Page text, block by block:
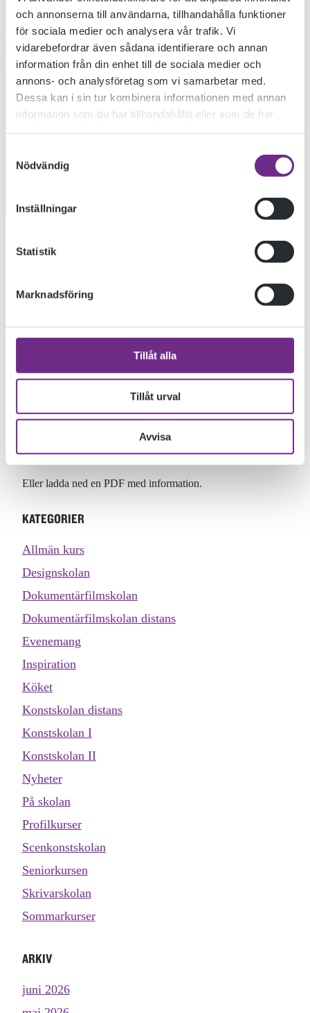
och annonserna till användarna, tillhandahålla funktioner
för sociala medier och analysera vår trafik. Vi
vidarebefordrar även sådana identifierare och annan
information från din enhet till de sociala medier och
annons- och analysföretag som vi samarbetar med.
Dessa kan i sin tur kombinera informationen med annan
information som du har tillhandahållit eller som de har
Nödvändig
Inställningar
Statistik
Marknadsföring
Tillåt alla
Tillåt urval
Avvisa
KREATIVA ÖLAND
2017-05-24
Ölands folkhögskola och Capellagården är
samarbetspartners i projektet Kreativa Öland. En Inkubator
företagande.
Runt om på södra Öland lever och verkar en rad kreativa
det som en hobby. Några har aldrig vågat testa medan andra
har testat utan att lyckas. Detta myller av kreativa människor
utgör ett kitt som präglar ön och det lokala livet. Vi vill att
fler ska testa, våga, lyckas och drömma! Därför finns den
Läs mer om Kreativa Ölandhär.
Eller ladda ned en PDF med information.
KATEGORIER
Allmän kurs
Designskolan
Dokumentärfilmskolan
Dokumentärfilmskolan distans
Evenemang
Inspiration
Köket
Konstskolan distans
Konstskolan I
Konstskolan II
Nyheter
På skolan
Profilkurser
Scenkonstskolan
Seniorkursen
Skrivarskolan
Sommarkurser
ARKIV
juni 2026